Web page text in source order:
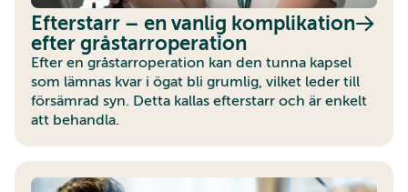
Efterstarr – en vanlig komplikation
efter gråstarroperation
Efter en gråstarroperation kan den tunna kapsel
som lämnas kvar i ögat bli grumlig, vilket leder till
försämrad syn. Detta kallas efterstarr och är enkelt
att behandla.